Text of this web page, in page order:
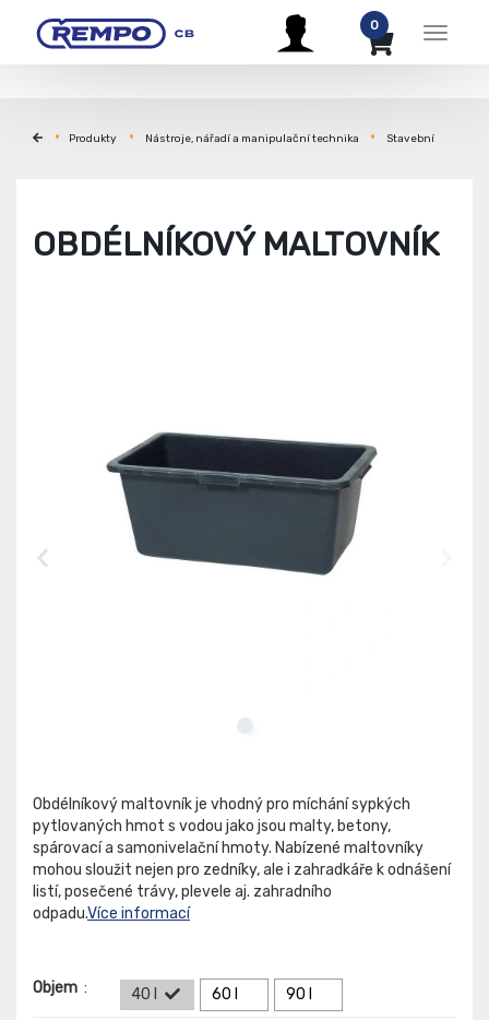
Menu
0
Produkty Nástroje, nářadí a manipulační technika Stavební
OBDÉLNÍKOVÝ MALTOVNÍK
Obdélníkový maltovník je vhodný pro míchání sypkých
pytlovaných hmot s vodou jako jsou malty, betony,
spárovací a samonivelační hmoty. Nabízené maltovníky
mohou sloužit nejen pro zedníky, ale i zahradkáře k odnášení
listí, posečené trávy, plevele aj. zahradního
odpadu.Více informací
Objem : 40 l 60 l 90 l